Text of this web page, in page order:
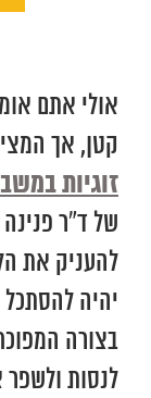
אולי אתם
קטן, אך
זוגיות
של ד”ר
להעניק את
יהיה
בצורה
לנסות